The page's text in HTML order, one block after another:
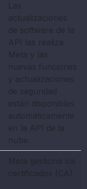
Las
actualizaciones
de software de la
API las realiza
Meta y las
nuevas funciones
y actualizaciones
de seguridad
están disponibles
automáticamente
en la API de la
nube.
Meta gestiona los
certificados (CA)